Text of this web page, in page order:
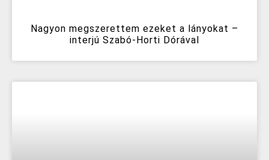
Nagyon megszerettem ezeket a lányokat –
interjú Szabó-Horti Dórával